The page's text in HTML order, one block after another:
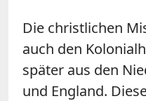
Die christlichen
auch den
später aus den
und England.